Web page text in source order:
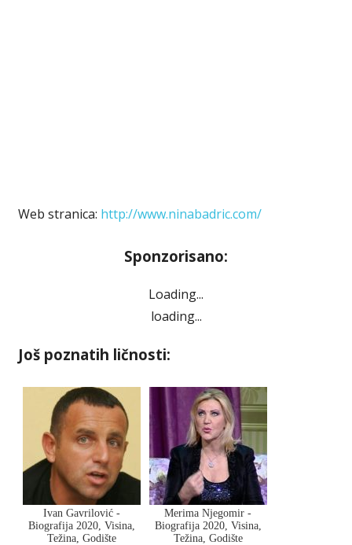
Web stranica: http://www.ninabadric.com/
Sponzorisano:
Loading...
loading...
Još poznatih ličnosti:
Ivan Gavrilović -
Biografija 2020, Visina,
Težina, Godište
Merima Njegomir -
Biografija 2020, Visina,
Težina, Godište